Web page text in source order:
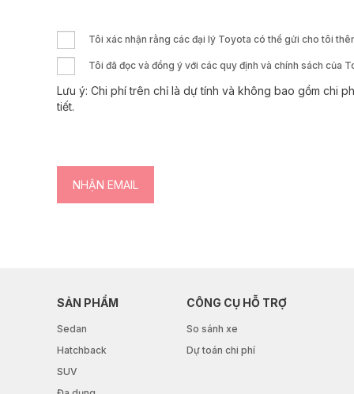
Tôi xác nhận rằng các đại lý Toyota có thể gửi cho tôi
Tôi đã đọc và đồng ý với các quy định và chính sách của
Lưu ý: Chi phí trên chỉ là dự tính và không bao gồm chi
tiết.
SẢN PHẨM
Sedan
Hatchback
SUV
CÔNG CỤ HỖ TRỢ
So sánh xe
Dự toán chi phí